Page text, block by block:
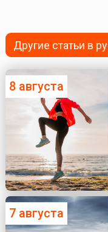
Другие статьи в
8 августа
7 августа